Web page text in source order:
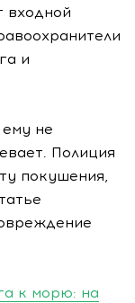
входной
и
не
Полиция
покушения,
к морю: на